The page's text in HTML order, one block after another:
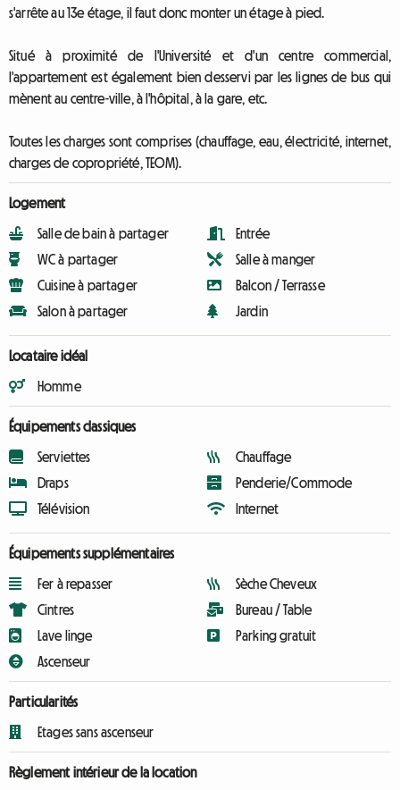
s'arrête au 13e étage, il faut donc monter un étage à pied.
Situé à proximité de l'Université et d'un centre commercial,
l'appartement est également bien desservi par les lignes de bus qui
mènent au centre-ville, à l'hôpital, à la gare, etc.
Toutes les charges sont comprises (chauffage, eau, électricité, internet,
charges de copropriété, TEOM).
Logement
Salle de bain à partager
WC à partager
Cuisine à partager
Salon à partager
Entrée
Salle à manger
Balcon / Terrasse
Jardin
Locataire idéal
Homme
Équipements classiques
Serviettes
Draps
Télévision
Chauffage
Penderie/Commode
Internet
Équipements supplémentaires
Fer à repasser
Cintres
Lave linge
Ascenseur
Sèche Cheveux
Bureau / Table
Parking gratuit
Particularités
Etages sans ascenseur
Règlement intérieur de la location